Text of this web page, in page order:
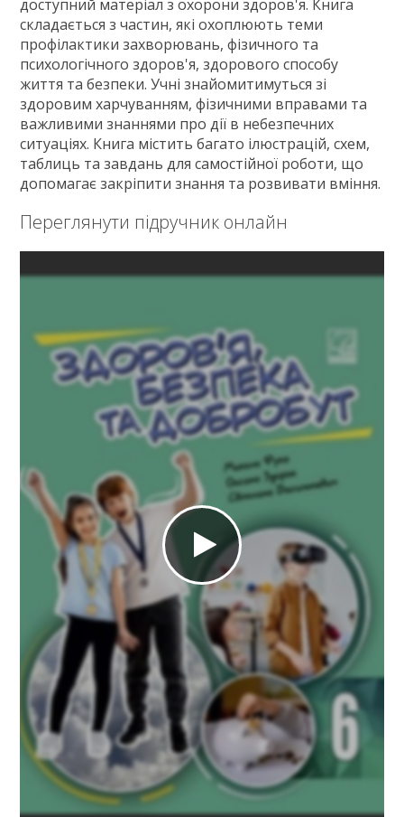
Зв'язок
Політика
доступний матеріал з охорони здоров'я. Книга
складається з частин, які охоплюють теми
профілактики захворювань, фізичного та
психологічного здоров'я, здорового способу
життя та безпеки. Учні знайомитимуться зі
здоровим харчуванням, фізичними вправами та
важливими знаннями про дії в небезпечних
ситуаціях. Книга містить багато ілюстрацій, схем,
таблиць та завдань для самостійної роботи, що
допомагає закріпити знання та розвивати вміння.
Переглянути підручник онлайн